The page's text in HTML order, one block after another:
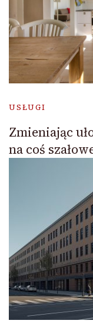
USŁUGI
Zmieniając
na coś